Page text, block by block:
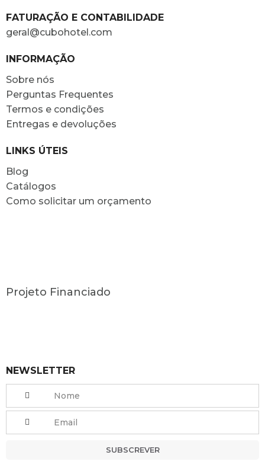
FATURAÇÃO E CONTABILIDADE
geral@cubohotel.com
INFORMAÇÃO
Sobre nós
Perguntas Frequentes
Termos e condições
Entregas e devoluções
LINKS ÚTEIS
Blog
Catálogos
Como solicitar um orçamento
Projeto Financiado
NEWSLETTER
SUBSCREVER